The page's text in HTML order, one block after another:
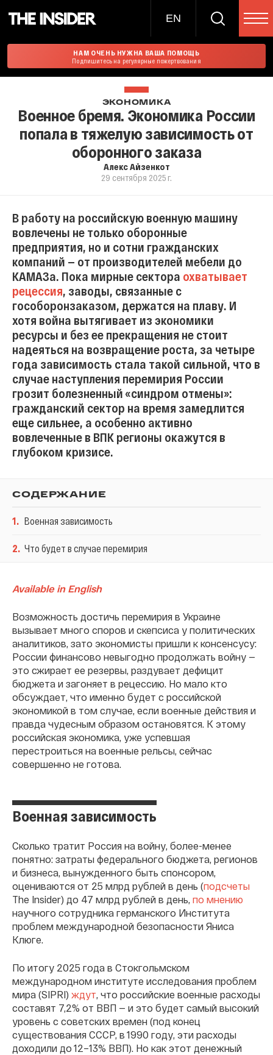
EN
НАМ ОЧЕНЬ НУЖНА ВАША ПОМОЩЬ
Подпишитесь на регулярные пожертвования
ЭКОНОМИКА
Военное бремя. Экономика России
попала в тяжелую зависимость от
оборонного заказа
Алекс Айзенкот
29 сентября 2025 г.
В работу на российскую военную машину
вовлечены не только оборонные
предприятия, но и сотни гражданских
компаний — от производителей мебели до
КАМАЗа. Пока мирные сектора охватывает
рецессия, заводы, связанные с
гособоронзаказом, держатся на плаву. И
хотя война вытягивает из экономики
ресурсы и без ее прекращения не стоит
надеяться на возвращение роста, за четыре
года зависимость стала такой сильной, что в
случае наступления перемирия России
грозит болезненный «синдром отмены»:
гражданский сектор на время замедлится
еще сильнее, а особенно активно
вовлеченные в ВПК регионы окажутся в
глубоком кризисе.
СОДЕРЖАНИЕ
1. Военная зависимость
2. Что будет в случае перемирия
Available in English
Возможность достичь перемирия в Украине
вызывает много споров и скепсиса у политических
аналитиков, зато экономисты пришли к консенсусу:
России финансово невыгодно продолжать войну —
это сжирает ее резервы, раздувает дефицит
бюджета и загоняет в рецессию. Но мало кто
обсуждает, что именно будет с российской
экономикой в том случае, если военные действия и
правда чудесным образом остановятся. К этому
российская экономика, уже успевшая
перестроиться на военные рельсы, сейчас
совершенно не готова.
Военная зависимость
Сколько тратит Россия на войну, более-менее
понятно: затраты федерального бюджета, регионов
и бизнеса, вынужденного быть спонсором,
оцениваются от 25 млрд рублей в день (подсчеты
The Insider) до 47 млрд рублей в день, по мнению
научного сотрудника германского Института
проблем международной безопасности Яниса
Клюге.
По итогу 2025 года в Стокгольмском
международном институте исследования проблем
мира (SIPRI) ждут, что российские военные расходы
составят 7,2% от ВВП — и это будет самый высокий
уровень с советских времен (под конец
существования СССР, в 1990 году, эти расходы
доходили до 12–13% ВВП). Но как этот денежный